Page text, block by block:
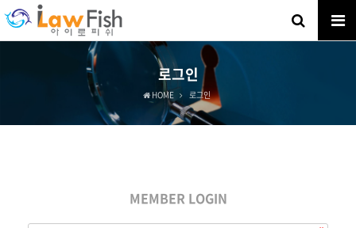
로그인
HOME 로그인
MEMBER LOGIN